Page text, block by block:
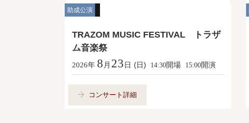
助成公演
TRAZOM MUSIC FESTIVAL トラザ
ム音楽祭
2026年 8 月 23 日 (日) 14:30開場 15:00開演
コンサート詳細